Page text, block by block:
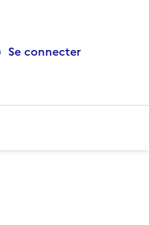
Se connecter